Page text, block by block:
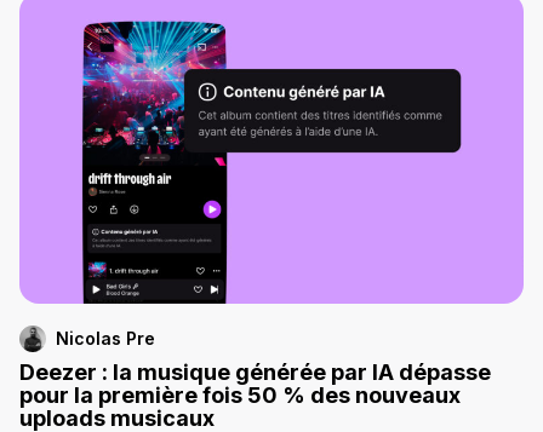
Nicolas Pre
Deezer : la musique générée par IA dépasse
pour la première fois 50 % des nouveaux
uploads musicaux